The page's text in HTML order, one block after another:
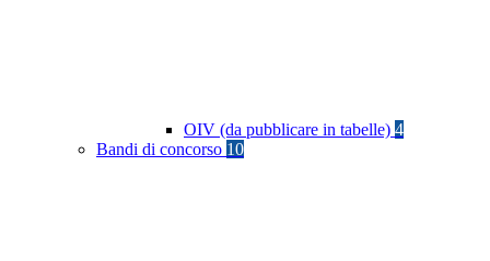
OIV (da pubblicare in tabelle) 4
Bandi di concorso 10